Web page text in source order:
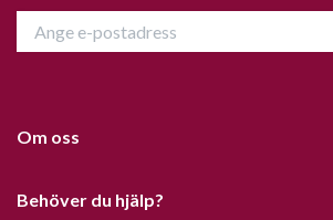
Om oss
Behöver du hjälp?